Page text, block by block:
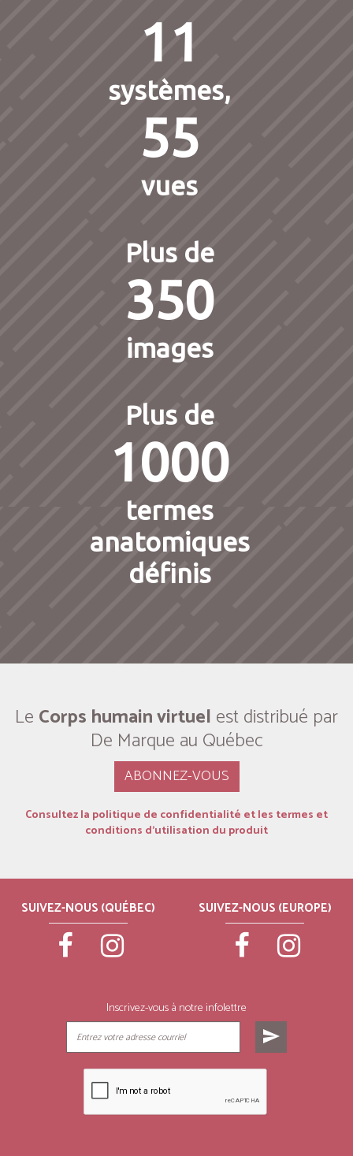
11
systèmes,
55
vues
Plus de
350
images
Plus de
1000
termes
anatomiques
définis
Le Corps humain virtuel est distribué par
De Marque au Québec
ABONNEZ-VOUS
Consultez la politique de confidentialité et les termes et
conditions d’utilisation du produit
SUIVEZ-NOUS (QUÉBEC) SUIVEZ-NOUS (EUROPE)
Inscrivez-vous à notre infolettre
send